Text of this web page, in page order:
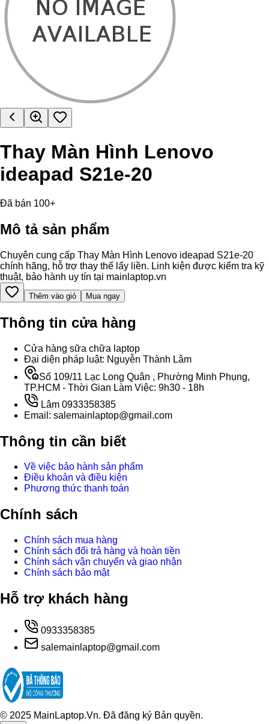
Thay Màn Hình Lenovo
ideapad S21e-20
Đã bán 100+
Mô tả sản phẩm
Chuyên cung cấp Thay Màn Hình Lenovo ideapad S21e-20
chính hãng, hỗ trợ thay thế lấy liền. Linh kiện được kiểm tra kỹ
thuật, bảo hành uy tín tại mainlaptop.vn
Thêm vào giỏ Mua ngay
Thông tin cửa hàng
Cửa hàng sữa chữa laptop
Đại diện pháp luật: Nguyễn Thành Lâm
Số 109/11 Lạc Long Quân , Phường Minh Phụng,
TP.HCM - Thời Gian Làm Việc: 9h30 - 18h
Lâm 0933358385
Email: salemainlaptop@gmail.com
Thông tin cần biết
Về việc bảo hành sản phẩm
Điều khoản và điều kiện
Phương thức thanh toán
Chính sách
Chính sách mua hàng
Chính sách đổi trả hàng và hoàn tiền
Chính sách vận chuyển và giao nhận
Chính sách bảo mật
Hỗ trợ khách hàng
0933358385
salemainlaptop@gmail.com
© 2025 MainLaptop.Vn. Đã đăng ký Bản quyền.